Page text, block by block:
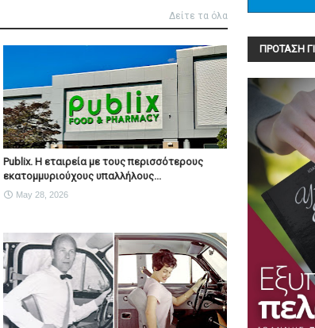
Δείτε τα όλα
Publix. Η εταιρεία με τους περισσότερους
εκατομμυριούχους υπαλλήλους...
May 28, 2026
ΠΡΟΤΑΣΗ